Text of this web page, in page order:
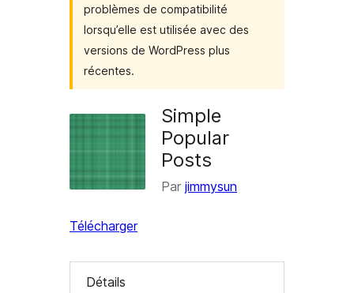
problèmes de compatibilité
lorsqu’elle est utilisée avec des
versions de WordPress plus
récentes.
Simple
Popular
Posts
Par jimmysun
Télécharger
Détails